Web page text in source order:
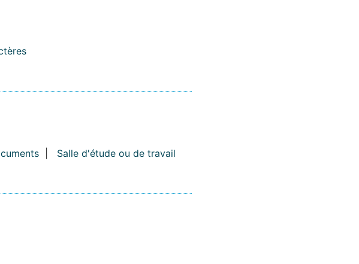
Salle d'étude ou de travail